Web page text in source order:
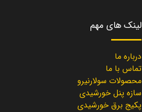
لینک های مهم
درباره ما
تماس با ما
محصولات سولارنیرو
سازه پنل خورشیدی
پکیج برق خورشیدی